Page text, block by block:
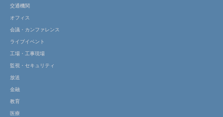
交通機関
オフィス
会議・カンファレンス
ライブイベント
工場・工事現場
監視・セキュリティ
放送
金融
教育
医療